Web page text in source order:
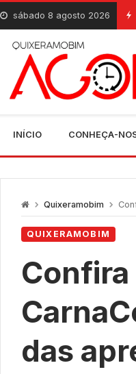
sábado 8 agosto 2026
7 De Agosto, 2026 Escolas de
INÍCIO CONHEÇA-
Quixeramobim
QUIXERAMOBIM
das